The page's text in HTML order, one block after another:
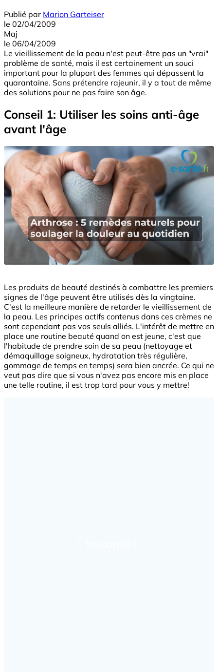
Publié par Marion Garteiser
le 02/04/2009
Maj
le 06/04/2009
Le vieillissement de la peau n'est peut-être pas un "vrai"
problème de santé, mais il est certainement un souci
important pour la plupart des femmes qui dépassent la
quarantaine. Sans prétendre rajeunir, il y a tout de même
des solutions pour ne pas faire son âge.
Conseil 1: Utiliser les soins anti-âge
avant l'âge
Les produits de beauté destinés à combattre les premiers
signes de l'âge peuvent être utilisés dès la vingtaine.
C'est la meilleure manière de retarder le vieillissement de
la peau. Les principes actifs contenus dans ces crèmes ne
sont cependant pas vos seuls alliés. L'intérêt de mettre en
place une routine beauté quand on est jeune, c'est que
l'habitude de prendre soin de sa peau (nettoyage et
démaquillage soigneux, hydratation très régulière,
gommage de temps en temps) sera bien ancrée. Ce qui ne
veut pas dire que si vous n'avez pas encore mis en place
une telle routine, il est trop tard pour vous y mettre!